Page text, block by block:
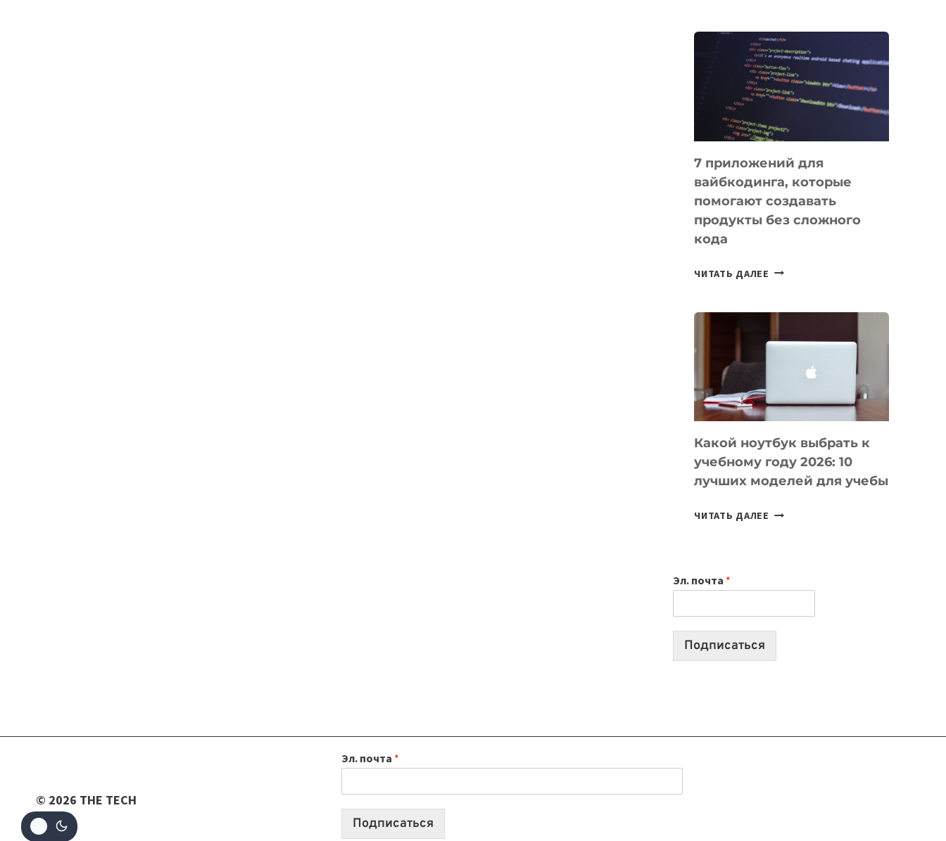
ПОЛЕЗНЫХ
ИНСТРУМЕНТОВ
ДЛЯ
РАБОТЫ
7 приложений для
вайбкодинга, которые
помогают создавать
продукты без сложного
кода
ЧИТАТЬ ДАЛЕЕ
КОТОРЫЕ
СОЗДАВАТЬ
БЕЗ
КОДА
Какой ноутбук выбрать к
учебному году 2026: 10
лучших моделей для учебы
ЧИТАТЬ ДАЛЕЕ КАКОЙ
2026:
10
Эл. почта *
Подписаться
© 2026 THE TECH
Эл. почта *
Подписаться